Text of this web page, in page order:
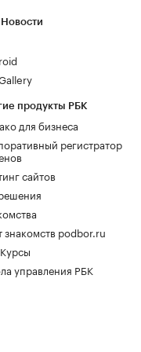
продукты РБК
для бизнеса
регистратор
сайтов
знакомств podbor.ru
управления РБК